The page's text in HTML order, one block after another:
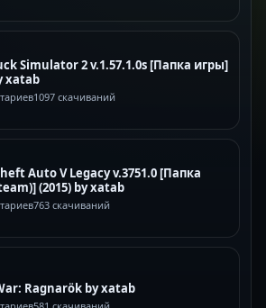
Simulator 2 v.1.57.1.0s [Папка игры]
xatab
1097 скачиваний
Auto V Legacy v.3751.0 [Папка
(2015) by xatab
763 скачиваний
Ragnarök by xatab
581 скачиваний